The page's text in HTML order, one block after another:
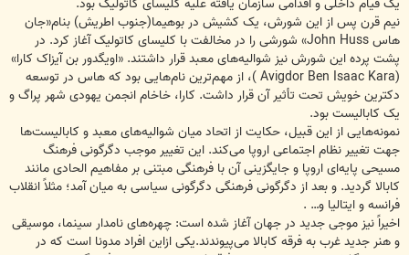
نیم قرن پس از این شورش، یک کشیش در بوهیما(جنوب اطریش) بنام«جان
هاس John Huss» شورشی را در مخالفت با کلیسای کاتولیک آغاز کرد. در
پشت پرده این شورش نیز شوالیه‌های معبد قرار داشتند. «اویگدور بن آیزاک کارا»
(Avigdor Ben Isaac Kara )، از مهم‌ترین نام‌هایی بود که هاس در توسعه
دکترین خویش تحت تأثیر آن قرار داشت. کارا، خاخام انجمن یهودی شهر پراگ و
یک کابالیست بود.
نمونه‌هایی از این قبیل، حکایت از اتحاد میان شوالیه‌های معبد و کابالیست‌ها
جهت تغییر نظام اجتماعی اروپا می‌کند. این تغییر موجب دگرگونی فرهنگ
مسیحی پایه‌ای اروپا و جایگزینی آن با فرهنگی مبتنی بر مفاهیم الحادی مانند
کابالا گردید. و بعد از دگرگونی فرهنگی دگرگونی سیاسی به میان آمد؛ مثلاً انقلاب
فرانسه و ایتالیا و… .
اخیراً نیز موجی جدید در جهان آغاز شده است: چهره‌های نامدار سینما، موسیقی
و هنر جدید غرب به فرقه کابالا می‌پیوندند.یکی ازاین افراد مدونا است که در